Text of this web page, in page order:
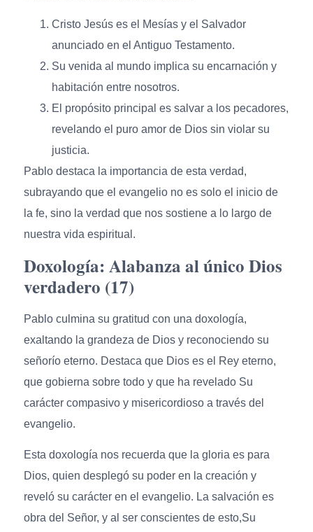
Cristo Jesús es el Mesías y el Salvador
anunciado en el Antiguo Testamento.
Su venida al mundo implica su encarnación y
habitación entre nosotros.
El propósito principal es salvar a los pecadores,
revelando el puro amor de Dios sin violar su
justicia.
Pablo destaca la importancia de esta verdad,
subrayando que el evangelio no es solo el inicio de
la fe, sino la verdad que nos sostiene a lo largo de
nuestra vida espiritual.
Doxología: Alabanza al único Dios
verdadero (17)
Pablo culmina su gratitud con una doxología,
exaltando la grandeza de Dios y reconociendo su
señorío eterno. Destaca que Dios es el Rey eterno,
que gobierna sobre todo y que ha revelado Su
carácter compasivo y misericordioso a través del
evangelio.
Esta doxología nos recuerda que la gloria es para
Dios, quien desplegó su poder en la creación y
reveló su carácter en el evangelio. La salvación es
obra del Señor, y al ser conscientes de esto,Su